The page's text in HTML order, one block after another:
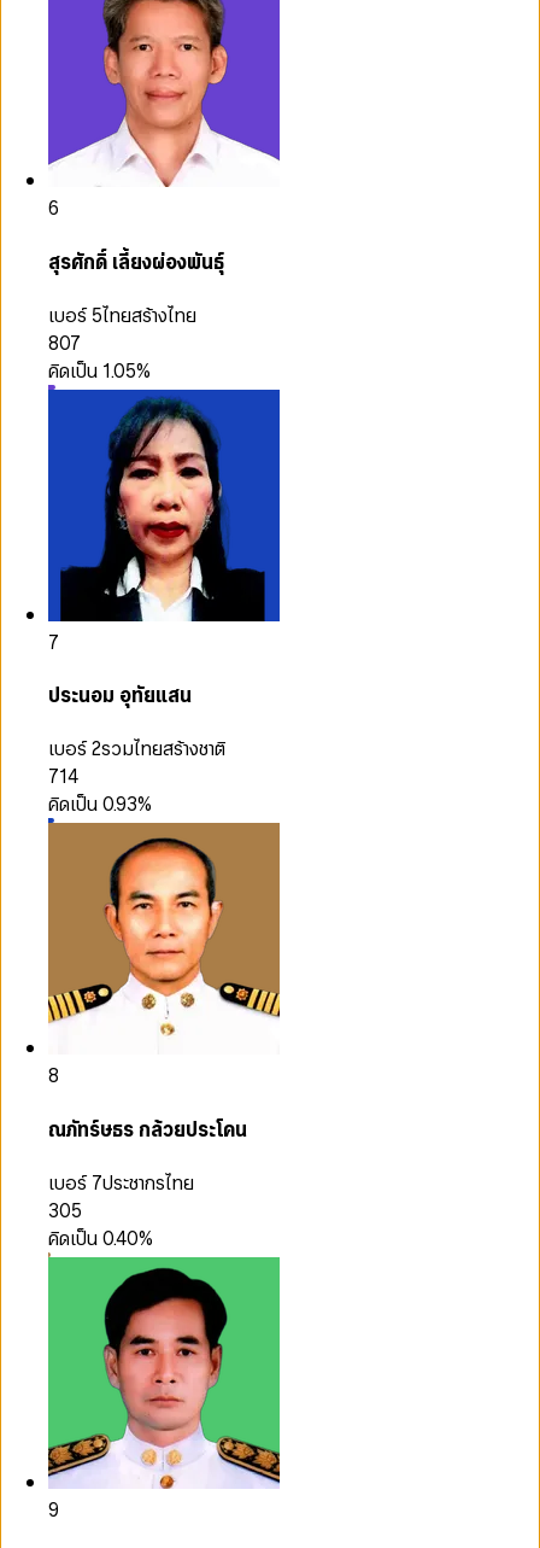
6
สุรศักดิ์ เลี้ยงผ่องพันธุ์
เบอร์ 5ไทยสร้างไทย
807
คิดเป็น 1.05%
7
ประนอม อุทัยแสน
เบอร์ 2รวมไทยสร้างชาติ
714
คิดเป็น0.93%
8
ณภัทร์ษธร กล้วยประโคน
เบอร์ 7ประชากรไทย
305
คิดเป็น0.40%
9